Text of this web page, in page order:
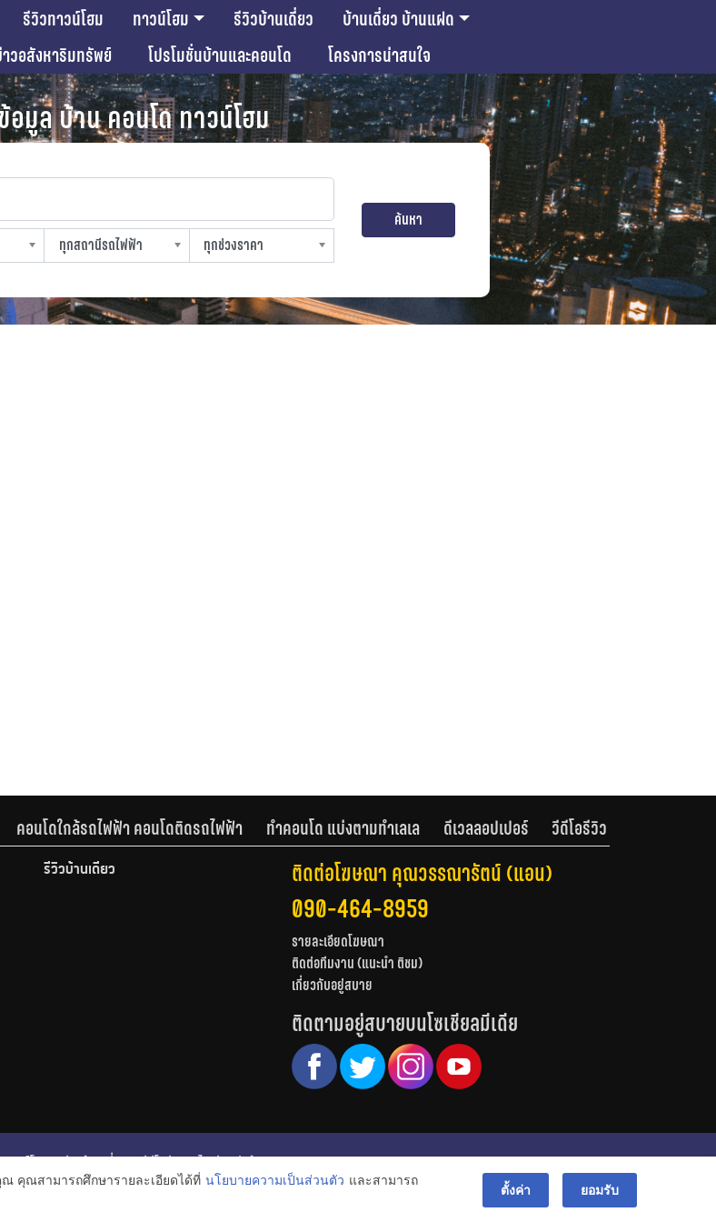
รีวิวทาวน์โฮม ทาวน์โฮม รีวิวบ้านเดี่ยว
บ้านเดี่ยว บ้านแฝด
วอสังหาริมทรัพย์ โปรโมชั่นบ้านและคอนโด โครงการน่าสนใจ
มูล บ้าน คอนโด ทาวน์โฮม
ทุกสถานีรถไฟฟ้า
ทุกช่วงราคา
ค้นหา
คอนโดใกล้รถไฟฟ้า คอนโดติดรถไฟฟ้า ทำคอนโด แบ่งตามทำเลเล ดีเวลลอปเปอร์ วีดีโอรีวิว
รีวิวบ้านเดี่ยว
ติดต่อโฆษณา คุณวรรณารัตน์ (แอน)
090-464-8959
รายละเอียดโฆษณา
ติดต่อทีมงาน (แนะนำ ติชม)
เกี่ยวกับอยู่สบาย
ติดตามอยู่สบายบนโซเชียลมีเดีย
าวน์โฮม รีวิวบ้านเดี่ยว วีดีโอรีวิว
ไอเดียแต่งบ้าน
ชั่นบ้านและคอนโด
© สงวนลิขสิทธิ์ 2556-2564
คุณสามารถศึกษารายละเอียดได้ที่ นโยบายความเป็นส่วนตัว และสามารถ
ตั้งค่า ยอมรับ